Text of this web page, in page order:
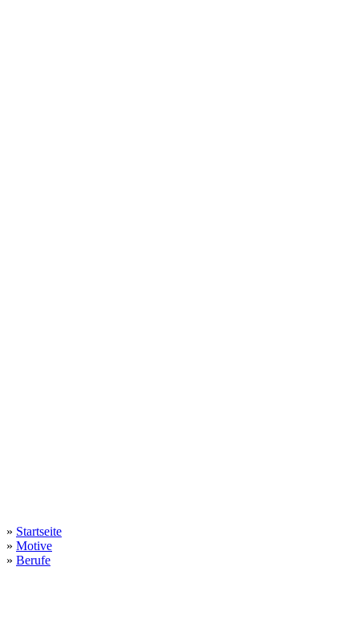
» Startseite
» Motive
» Berufe